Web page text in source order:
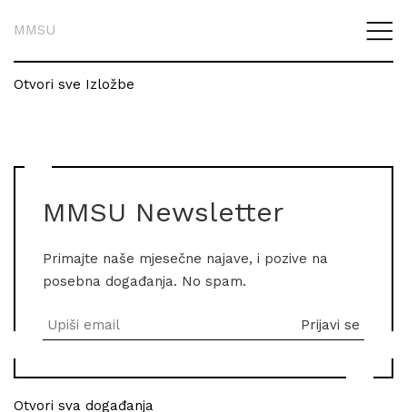
MMSU
Otvori sve Izložbe
MMSU Newsletter
Primajte naše mjesečne najave, i pozive na
posebna događanja. No spam.
Otvori sva događanja